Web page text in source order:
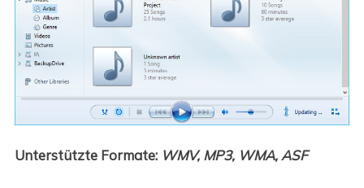
Unterstützte Formate: WMV, MP3, WMA, ASF